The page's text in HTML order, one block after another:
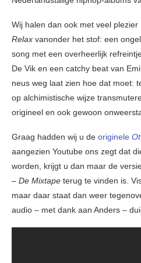
Wij halen dan ook met veel
Relax vanonder het stof: een
song met een overheerlijk
De Vik en een catchy beat van
neus weg laat zien hoe dat moet:
op alchimistische wijze
origineel en ook gewoon
Graag hadden wij u de originele
aangezien Youtube ons zegt dat
worden, krijgt u dan maar de
– De Mixtape terug te vinden is.
maar daar staat dan weer
audio – met dank aan Anders –